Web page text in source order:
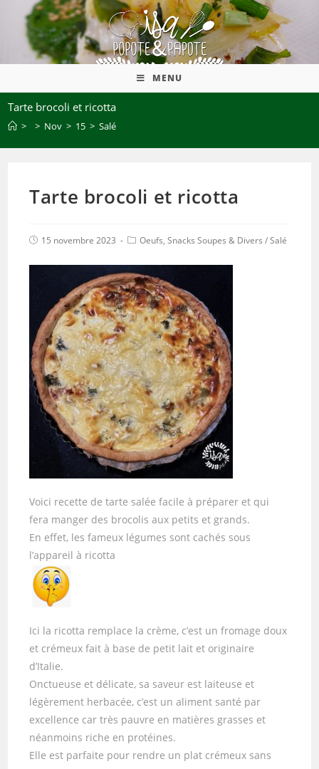
MENU
Tarte brocoli et ricotta
> > Nov > 15 > Salé
Tarte brocoli et ricotta
15 novembre 2023 Oeufs, Snacks Soupes & Divers /Salé
Voici recette de tarte salée facile à préparer et qui
fera manger des brocolis aux petits et grands.
En effet, les fameux légumes sont cachés sous
l’appareil à ricotta
Ici la ricotta remplace la crème, c’est un fromage doux
et crémeux fait à base de petit lait et originaire
d’Italie.
Onctueuse et délicate, sa saveur est laiteuse et
légèrement herbacée, c’est un aliment santé par
excellence car très pauvre en matières grasses et
néanmoins riche en protéines.
Elle est parfaite pour rendre un plat crémeux sans